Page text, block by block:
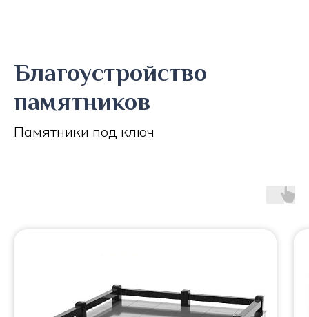
Благоустройство
памятников
Памятники под ключ